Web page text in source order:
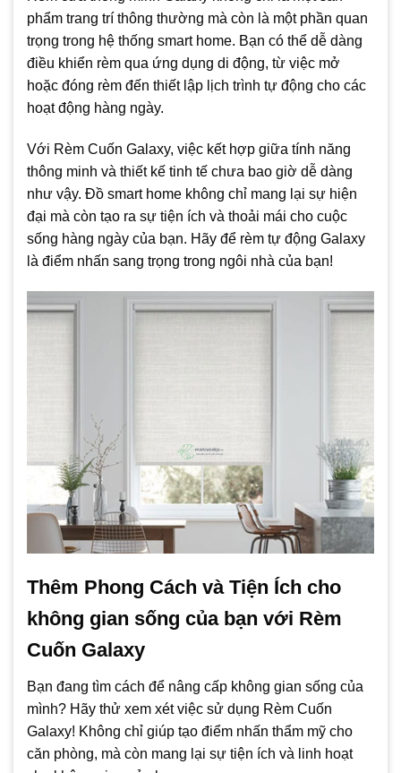
phẩm trang trí thông thường mà còn là một phần quan
trọng trong hệ thống smart home. Bạn có thể dễ dàng
điều khiển rèm qua ứng dụng di động, từ việc mở
hoặc đóng rèm đến thiết lập lịch trình tự động cho các
hoạt động hàng ngày.
Với Rèm Cuốn Galaxy, việc kết hợp giữa tính năng
thông minh và thiết kế tinh tế chưa bao giờ dễ dàng
như vậy. Đồ smart home không chỉ mang lại sự hiện
đại mà còn tạo ra sự tiện ích và thoải mái cho cuộc
sống hàng ngày của bạn. Hãy để rèm tự động Galaxy
là điểm nhấn sang trọng trong ngôi nhà của bạn!
Thêm Phong Cách và Tiện Ích cho
không gian sống của bạn với Rèm
Cuốn Galaxy
Bạn đang tìm cách để nâng cấp không gian sống của
mình? Hãy thử xem xét việc sử dụng Rèm Cuốn
Galaxy! Không chỉ giúp tạo điểm nhấn thẩm mỹ cho
căn phòng, mà còn mang lại sự tiện ích và linh hoạt